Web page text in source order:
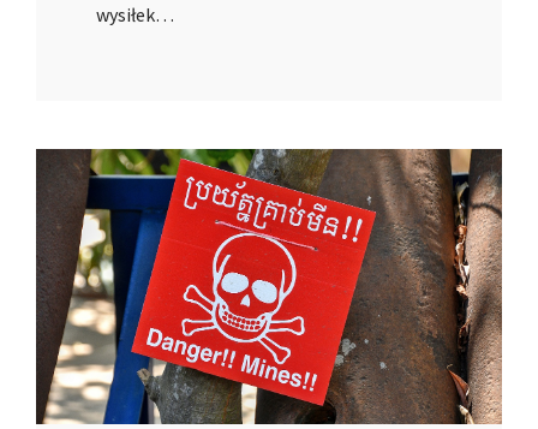
wysiłek…